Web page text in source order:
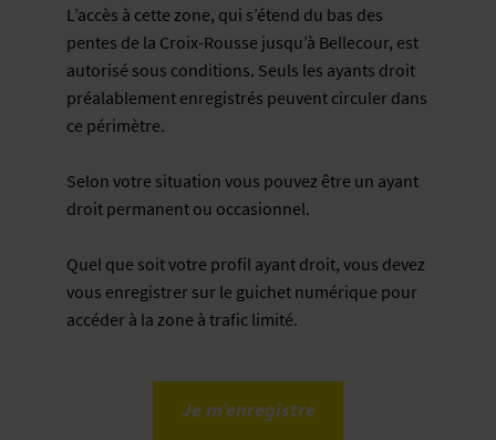
L’accès à cette zone, qui s’étend du bas des
pentes de la Croix-Rousse jusqu’à Bellecour, est
autorisé sous conditions. Seuls les ayants droit
préalablement enregistrés peuvent circuler dans
ce périmètre.
Selon votre situation vous pouvez être un ayant
droitpermanent ou occasionnel.
Quel que soit votre profil ayant droit, vous devez
vous enregistrer sur le guichet numérique pour
accéder à la zone à trafic limité.
Je m’enregistre